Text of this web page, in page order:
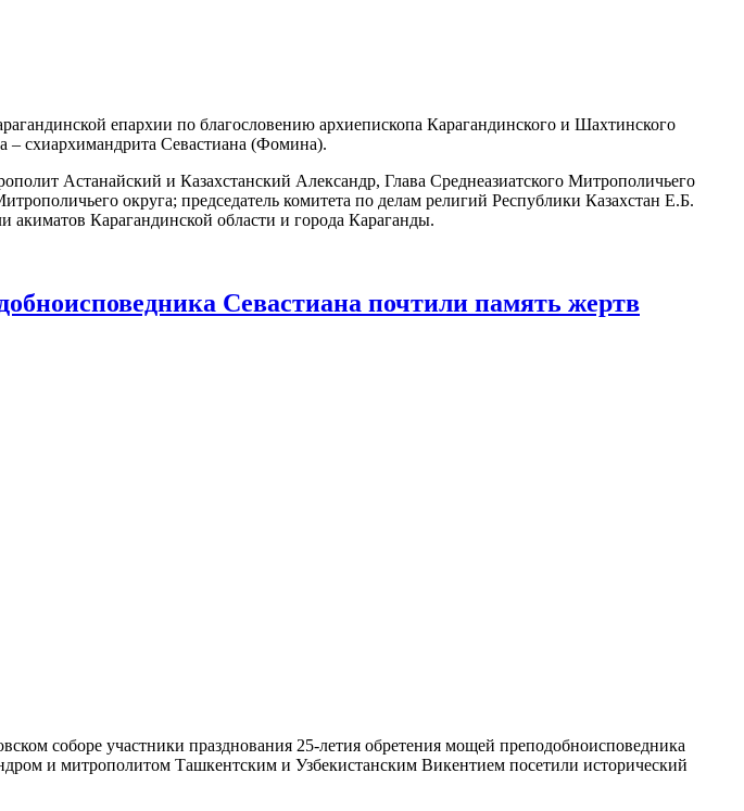
епархии по благословению архиепископа Карагандинского и Шахтинского
– схиархимандрита Севастиана (Фомина).
Астанайский и Казахстанский Александр, Глава Среднеазиатского Митрополичьего
округа; председатель комитета по делам религий Республики Казахстан Е.Б.
Карагандинской области и города Караганды.
Севастиана почтили память жертв
соборе участники празднования 25-летия обретения мощей преподобноисповедника
и митрополитом Ташкентским и Узбекистанским Викентием посетили исторический